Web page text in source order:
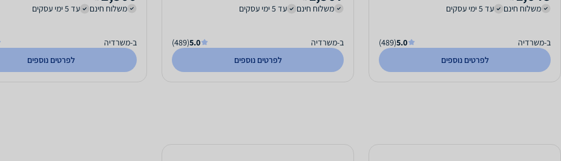
משלוח חינם
עד 5 ימי עסקים
ב-משרדיה 5.0
(489)
לפרטים נוספים
משלוח חינם
עד 5 ימי עסקים
ב-משרדיה 5.0
(489)
לפרטים נוספים
משלוח חינם
עד 5 ימי עסקים
ב-משרדיה
לפרטים נוספים